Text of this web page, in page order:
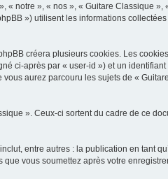
notre », « nos », « Guitare Classique »,
») utilisent les informations
créera plusieurs cookies. Les
ci-après par « user-id ») et un
aurez parcouru les sujets de «
». Ceux-ci sortent du cadre de ce
entre autres : la publication en tant
vous soumettez après votre